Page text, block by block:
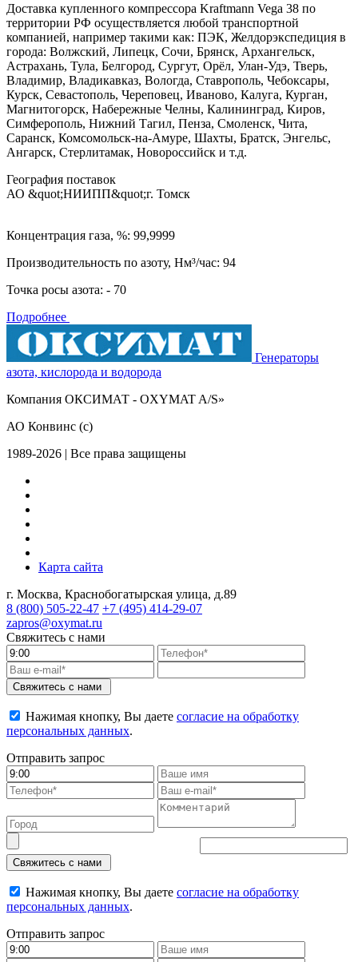
Доставка купленного компрессора Kraftmann Vega 38 по
территории РФ осуществляется любой транспортной
компанией, например такими как: ПЭК, Желдорэкспедиция в
города: Волжский, Липецк, Сочи, Брянск, Архангельск,
Астрахань, Тула, Белгород, Сургут, Орёл, Улан-Удэ, Тверь,
Владимир, Владикавказ, Вологда, Ставрополь, Чебоксары,
Курск, Севастополь, Череповец, Иваново, Калуга, Курган,
Магнитогорск, Набережные Челны, Калининград, Киров,
Симферополь, Нижний Тагил, Пенза, Смоленск, Чита,
Саранск, Комсомольск-на-Амуре, Шахты, Братск, Энгельс,
Ангарск, Стерлитамак, Новороссийск и т.д.
География поставок
АО &quot;НИИПП&quot;г. Томск
Концентрация газа, %: 99,9999
Производительность по азоту, Нм³/час: 94
Точка росы азота: - 70
Подробнее
Генераторы
азота, кислорода и водорода
Компания ОКСИМАТ - OXYMAT A/S»
АО Конвинс (с)
1989-2026 | Все права защищены
Карта сайта
г. Москва, Краснобогатырская улица, д.89
8 (800) 505-22-47 +7 (495) 414-29-07
zapros@oxymat.ru
Свяжитесь с нами
Свяжитесь с нами
Нажимая кнопку, Вы даете согласие на обработку
персональных данных.
Отправить запрос
Свяжитесь с нами
Нажимая кнопку, Вы даете согласие на обработку
персональных данных.
Отправить запрос